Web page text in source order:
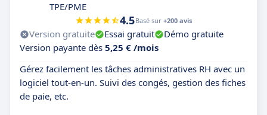
TPE/PME
4.5Basé sur +200 avis
Version gratuite Essai gratuit
Démo gratuite
Version payante dès 5,25 € /mois
Gérez facilement les tâches administratives RH avec un
logiciel tout-en-un. Suivi des congés, gestion des fiches
de paie, etc.